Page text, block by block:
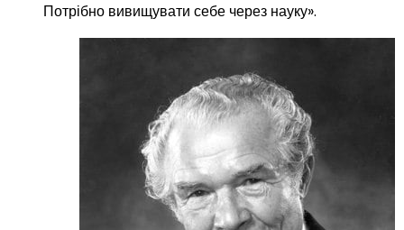
Потрібно вивищувати себе через науку».